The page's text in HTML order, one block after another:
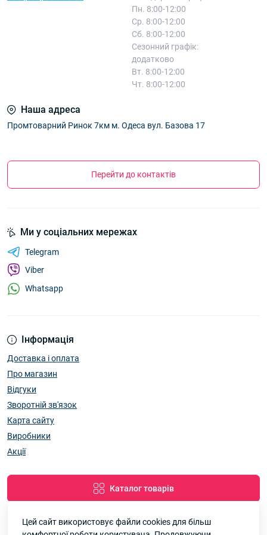
Пн. 8:00-12:00
Ср. 8:00-12:00
Сб. 8:00-12:00
Сезонний графік:
додатково
Вт. 8:00-12:00
Чт. 8:00-12:00
Наша адреса
Промтоварний Ринок 7км м. Одеса вул. Базова 17
Перейти до контактів
Інформація
Доставка і оплата
Про магазин
Відгуки
Зворотній зв'язок
Карта сайту
Виробники
Акції
Каталог товарів
Ми у соціальних мережах
Telegram
Viber
Whatsapp
Цей сайт використовує файли cookies для більш